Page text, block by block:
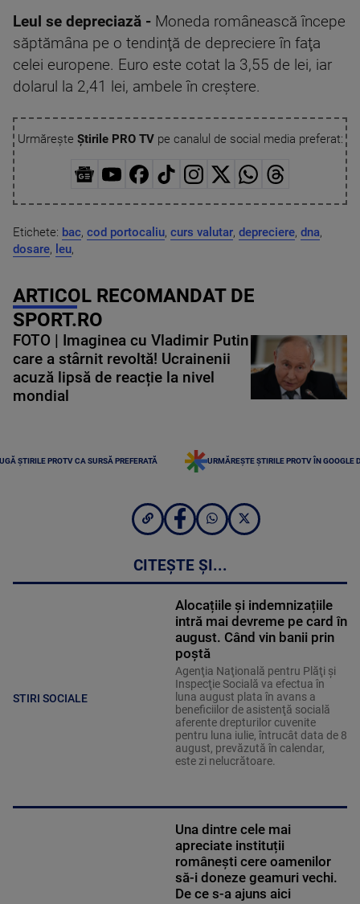
Leul se depreciază - Moneda românească începe
săptămâna pe o tendinţă de depreciere în faţa
celei europene. Euro este cotat la 3,55 de lei, iar
dolarul la 2,41 lei, ambele în creştere.
Urmărește Știrile PRO TVpe canalul de social media preferat:
Etichete: bac, cod portocaliu, curs valutar, depreciere, dna,
dosare, leu,
ARTICOL RECOMANDAT DE
SPORT.RO
FOTO | Imaginea cu Vladimir Putin
care a stârnit revoltă! Ucrainenii
acuză lipsă de reacție la nivel
mondial
ȘTIRILE PROTV CA SURSĂ PREFERATĂ URMĂREȘTE ȘTIRILE PROTV ÎN GOOGLE
CITEȘTE ȘI...
STIRI SOCIALE
Alocațiile și indemnizațiile
intră mai devreme pe card în
august. Când vin banii prin
poștă
Agenţia Naţională pentru Plăţi şi
Inspecţie Socială va efectua în
luna august plata în avans a
beneficiilor de asistenţă socială
aferente drepturilor cuvenite
pentru luna iulie, întrucât data de 8
august, prevăzută în calendar,
este zi nelucrătoare.
Una dintre cele mai
apreciate instituții
românești cere oamenilor
să-i doneze geamuri vechi.
De ce s-a ajuns aici